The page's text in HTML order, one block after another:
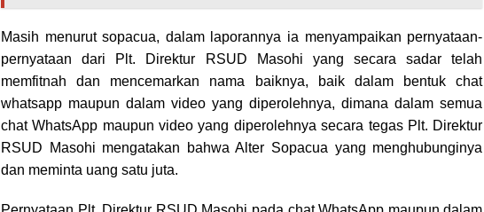
Masih menurut sopacua, dalam laporannya ia menyampaikan pernyataan-
pernyataan dari Plt. Direktur RSUD Masohi yang secara sadar telah
memfitnah dan mencemarkan nama baiknya, baik dalam bentuk chat
whatsapp maupun dalam video yang diperolehnya, dimana dalam semua
chat WhatsApp maupun video yang diperolehnya secara tegas Plt. Direktur
RSUD Masohi mengatakan bahwa Alter Sopacua yang menghubunginya
dan meminta uang satu juta.